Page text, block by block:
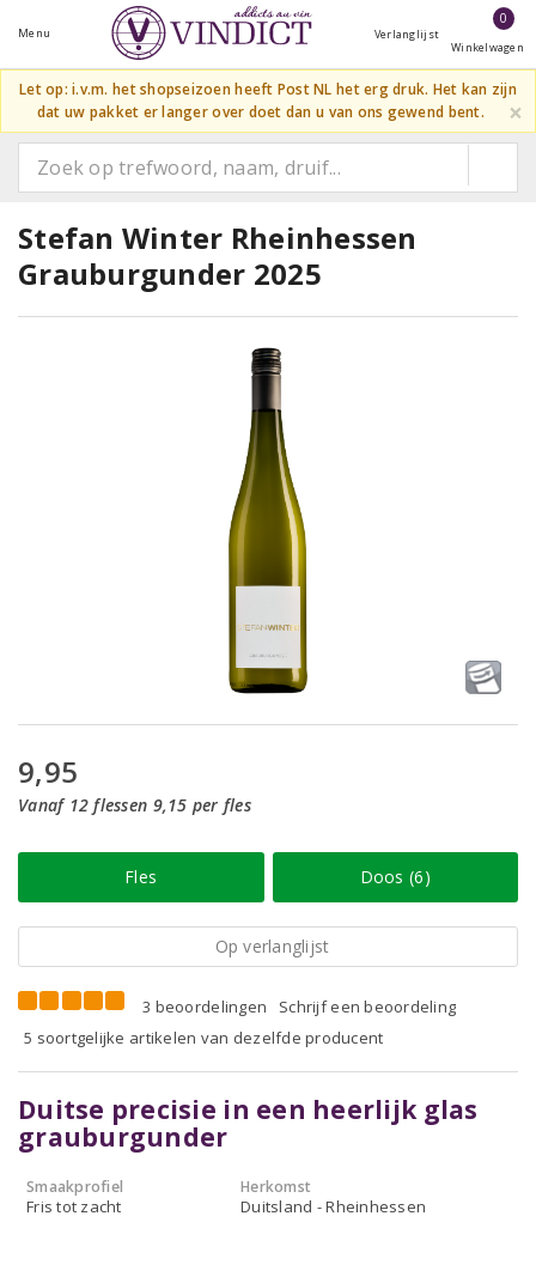
Menu Verlanglijst
0
Winkelwagen
Let op: i.v.m. het shopseizoen heeft Post NL het erg druk. Het kan zijn
dat uw pakket er langer over doet dan u van ons gewend bent.
×
Stefan Winter Rheinhessen
Grauburgunder 2025
9,95
Vanaf 12 flessen 9,15 per fles
Fles Doos (6)
Op verlanglijst
3 beoordelingen
Schrijf een beoordeling
5 soortgelijke artikelen van dezelfde producent
Duitse precisie in een heerlijk glas
grauburgunder
Smaakprofiel
Fris tot zacht
Herkomst
Duitsland - Rheinhessen